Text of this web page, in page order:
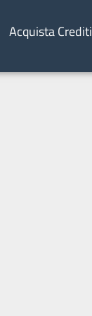
Acquista Crediti